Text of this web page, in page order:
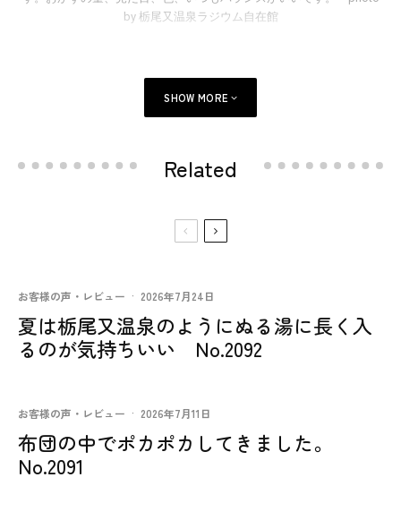
by 栃尾又温泉ラジウム自在館
SHOW MORE
Related
お客様の声・レビュー · 2026年7月24日
夏は栃尾又温泉のようにぬる湯に長く入
るのが気持ちいい No.2092
お客様の声・レビュー · 2026年7月11日
布団の中でポカポカしてきました。
No.2091